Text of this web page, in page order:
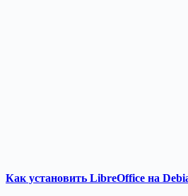
Как установить LibreOffice на